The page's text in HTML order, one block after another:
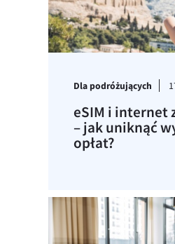
Dla podróżujących
eSIM i internet
– jak uniknąć
opłat?